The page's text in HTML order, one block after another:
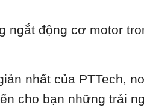
ngắt động cơ motor
nhất của PTTech,
cho bạn những trải